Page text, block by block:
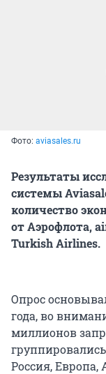
Фото: aviasales.ru
Результаты
системы
количество
от Аэрофлота,
Turkish Airlines.
Опрос
года, во
миллионов
Россия,